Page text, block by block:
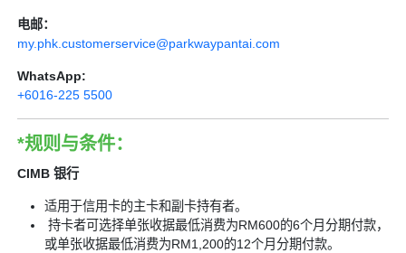
电邮：
my.phk.customerservice@parkwaypantai.com
WhatsApp:
+6016-225 5500
*规则与条件：
CIMB 银行
适用于信用卡的主卡和副卡持有者。
持卡者可选择单张收据最低消费为RM600的6个月分期付款，
或单张收据最低消费为RM1,200的12个月分期付款。